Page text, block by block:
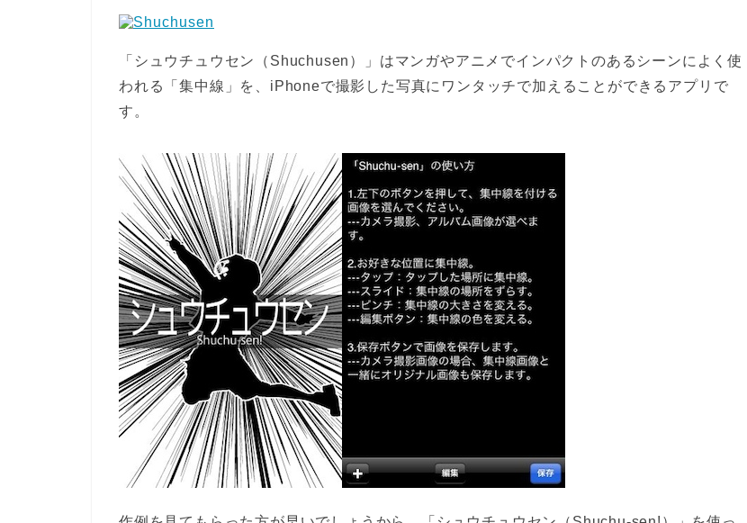
「シュウチュウセン（Shuchusen）」はマンガやアニメでインパクトのあるシーンによく使
われる「集中線」を、iPhoneで撮影した写真にワンタッチで加えることができるアプリで
す。